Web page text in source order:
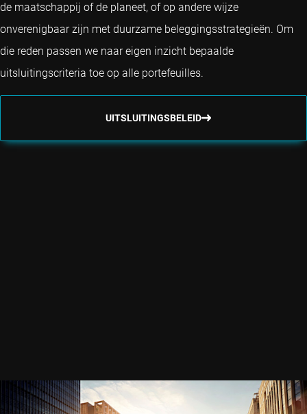
de maatschappij of de planeet, of op andere wijze
onverenigbaar zijn met duurzame beleggingsstrategieën. Om
die reden passen we naar eigen inzicht bepaalde
uitsluitingscriteria toe op alle portefeuilles.
UITSLUITINGSBELEID